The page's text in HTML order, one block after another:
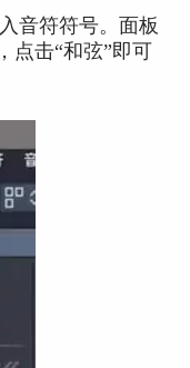
音符符号。面板
点击“和弦”即可